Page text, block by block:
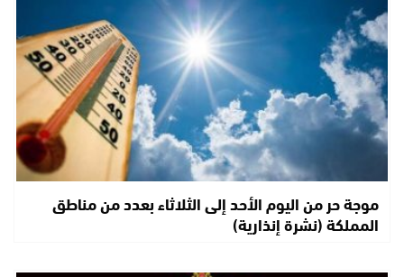
موجة حر من اليوم الأحد إلى الثلاثاء بعدد من مناطق
المملكة (نشرة إنذارية)